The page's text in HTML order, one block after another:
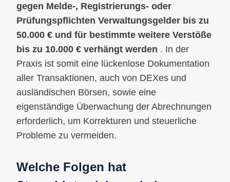
gegen Melde-, Registrierungs- oder
Prüfungspflichten Verwaltungsgelder bis zu
50.000 € und für bestimmte weitere Verstöße
bis zu 10.000 € verhängt werden . In der
Praxis ist somit eine lückenlose Dokumentation
aller Transaktionen, auch von DEXes und
ausländischen Börsen, sowie eine
eigenständige Überwachung der Abrechnungen
erforderlich, um Korrekturen und steuerliche
Probleme zu vermeiden.
Welche Folgen hat